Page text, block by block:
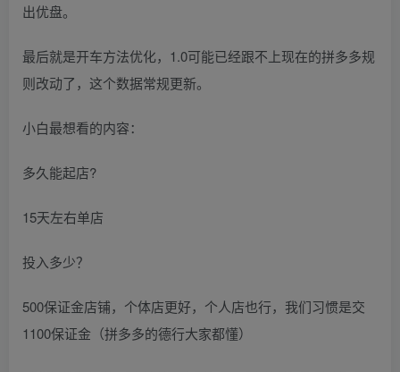
出优盘。
最后就是开车方法优化，1.0可能已经跟不上现在的拼多多规
则改动了，这个数据常规更新。
小白最想看的内容：
多久能起店?
15天左右单店
投入多少？
500保证金店铺，个体店更好，个人店也行，我们习惯是交
1100保证金（拼多多的德行大家都懂）